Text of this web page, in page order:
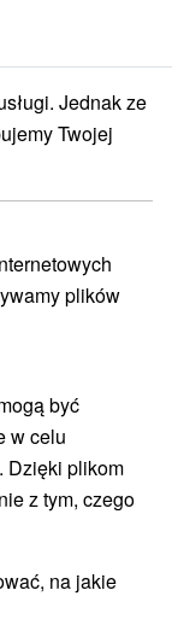
Hont
i chodniki(4)
(2)
konna(1)
Jednak ze
Twojej
plików
być
w celu
Dzięki plikom
z tym, czego
na jakie